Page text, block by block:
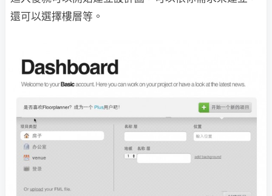
還可以選擇樓層等。